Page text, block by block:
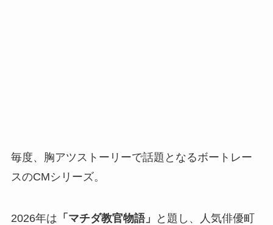
毎度、胸アツストーリーで話題となるボートレー
スのCMシリーズ。
2026年は 「マチダ教官物語」
と題し、人気俳優町